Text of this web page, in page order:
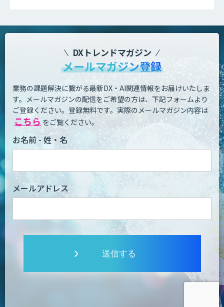
DXトレンドマガジン
メールマガジン登録
業務の課題解決に繋がる最新DX・AI関連情報をお届けいたしま
す。 メールマガジンの配信をご希望の方は、下記フォームより
ご登録ください。登録無料です。 実際のメールマガジン内容は
こちら をご覧ください。
お名前 - 姓・名
メールアドレス
送信する